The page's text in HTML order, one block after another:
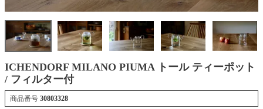
ICHENDORF MILANO PIUMA トール ティーポット
/ フィルター付
商品番号 30803328